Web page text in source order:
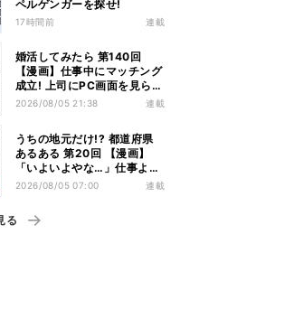
ペルゲンガーを探せ!
17時間前 連載
婚活してみたら 第140回
【漫画】仕事中にマッチング
成立! 上司にPC画面を見られ
た結果…
2026/08/05 21:38 連載
うちの地元だけ!? 都道府県
あるある 第20回 【漫画】
「いよいよやな…」仕事より
優先は当然!? 兵庫県民の“祭
2026/08/05 07:00 連載
る